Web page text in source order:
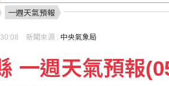
熊本地震增至39死 志工陸續進入災
一週天氣預報
新聞來源 : 中央氣象局
一週天氣預報